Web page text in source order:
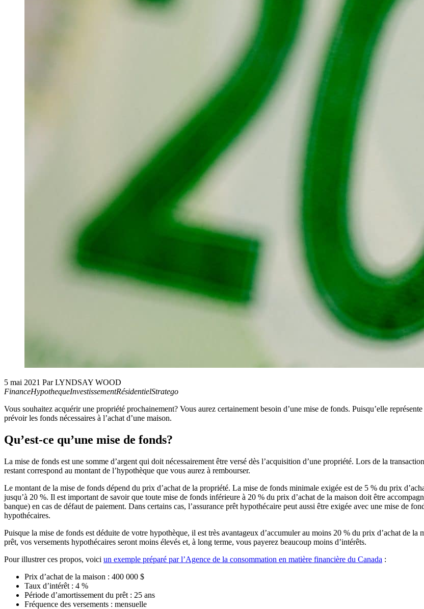
5 mai 2021 Par LYNDSAY WOOD
FinanceHypothequeInvestissementRésidentielStratego
Vous souhaitez acquérir une propriété prochainement? Vous aurez certainement besoin d’une mise de fonds. Puisqu’elle
prévoir les fonds nécessaires à l’achat d’une maison.
Qu’est-ce qu’une mise de fonds?
La mise de fonds est une somme d’argent qui doit nécessairement être versé dès l’acquisition d’une propriété. Lors de la
restant correspond au montant de l’hypothèque que vous aurez à rembourser.
Le montant de la mise de fonds dépend du prix d’achat de la propriété. La mise de fonds minimale exigée est de 5 % du prix
jusqu’à 20 %. Il est important de savoir que toute mise de fonds inférieure à 20 % du prix d’achat de la maison doit être
banque) en cas de défaut de paiement. Dans certains cas, l’assurance prêt hypothécaire peut aussi être exigée avec une mise de
hypothécaires.
Puisque la mise de fonds est déduite de votre hypothèque, il est très avantageux d’accumuler au moins 20 % du prix d’achat de la
prêt, vos versements hypothécaires seront moins élevés et, à long terme, vous payerez beaucoup moins d’intérêts.
Pour illustrer ces propos, voici un exemple préparé par l’Agence de la consommation en matière financière du Canada :
Prix d’achat de la maison : 400 000 $
Taux d’intérêt : 4 %
Période d’amortissement du prêt : 25 ans
Fréquence des versements : mensuelle